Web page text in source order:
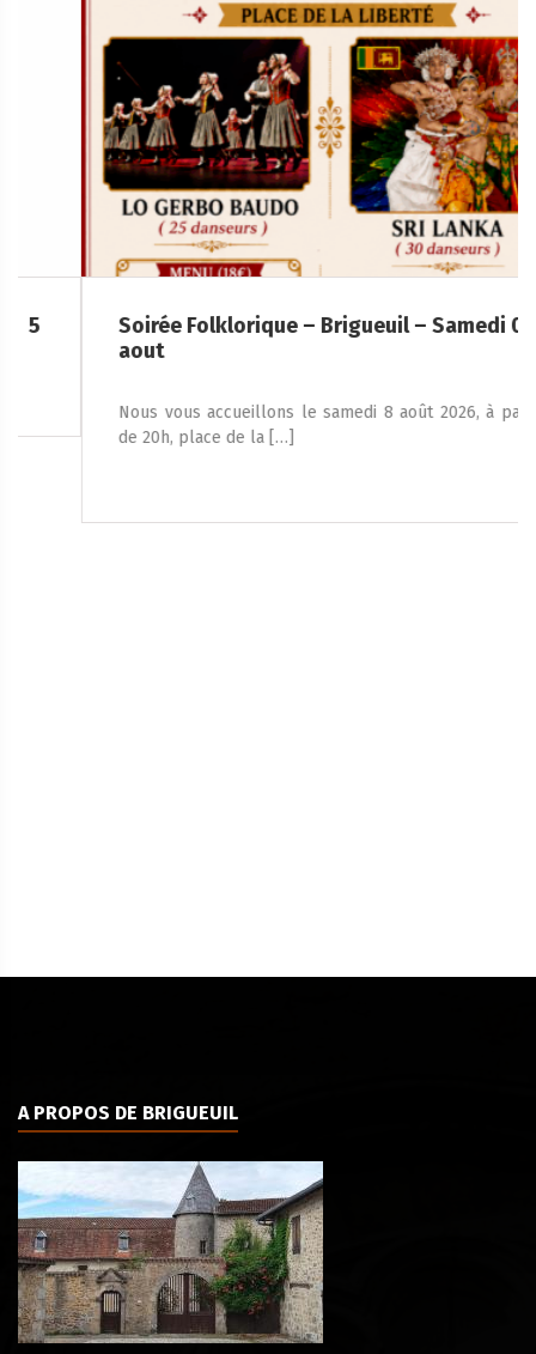
Soirée Folklorique – Brigueuil – Samedi 08
Nous vous accueillons le samedi 8 août 2026, à partir
de 20h, place de la […]
A PROPOS DE BRIGUEUIL